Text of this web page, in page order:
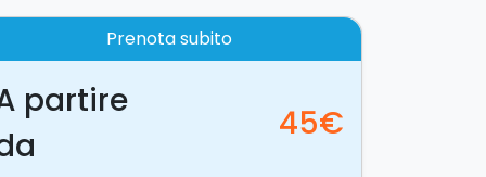
Prenota subito
partire
45€